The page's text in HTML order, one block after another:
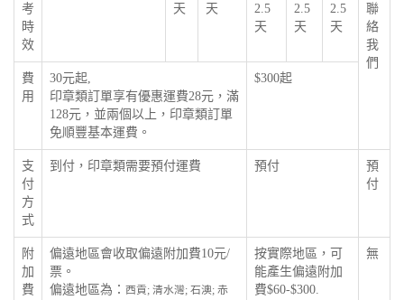
考
時
效
天
天
2.5
天
2.5
天
2.5
天
聯
絡
我
們
費
用
30元起,
印章類訂單享有優惠運費28元，滿
128元，並兩個以上，印章類訂單
免順豐基本運費。
$300起
支
付
方
式
到付，印章類需要預付運費 預付
預
付
附
加
費
偏遠地區會收取偏遠附加費10元/
票。
偏遠地區為： 西貢; 清水灣; 石澳; 赤
按實際地區，可
能產生偏遠附加
費$60-$300.
無